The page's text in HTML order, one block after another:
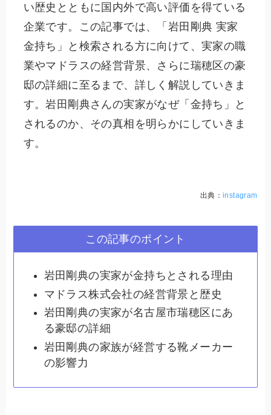
い歴史とともに国内外で高い評価を得ている
企業です。この記事では、「岩田剛典 実家
金持ち」と検索される方に向けて、実家の職
業やマドラスの経営背景、さらに瑞穂区の豪
邸の詳細に至るまで、詳しく解説していきま
す。岩田剛典さんの実家がなぜ「金持ち」と
されるのか、その真相を明らかにしていきま
す。
出典： instagram
この記事のポイント
岩田剛典の実家が金持ちとされる理由
マドラス株式会社の経営背景と歴史
岩田剛典の実家が名古屋市瑞穂区にあ
る豪邸の詳細
岩田剛典の家族が経営する靴メーカー
の影響力